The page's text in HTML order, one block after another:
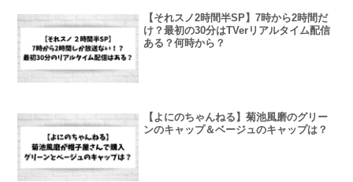
【それスノ2時間半SP】7時から2時間だ
け？最初の30分はTVerリアルタイム配信
ある？何時から？
【よにのちゃんねる】菊池風磨のグリー
ンのキャップ＆ベージュのキャップは？